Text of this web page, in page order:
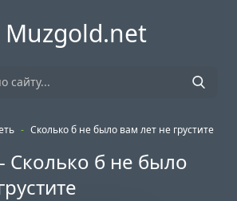
Muzgold.net
- Сколько б не было вам лет не грустите
Сколько б не было